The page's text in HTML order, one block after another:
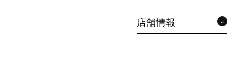
店舗情報